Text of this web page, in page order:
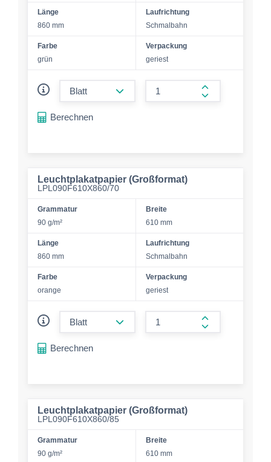
Länge
860 mm
Laufrichtung
Schmalbahn
Farbe
grün
Verpackung
geriest
form.increase-
Berechnen
Leuchtplakatpapier (Großformat)
LPL090F610X860/70
Grammatur
90 g/m²
Breite
610 mm
Länge
860 mm
Laufrichtung
Schmalbahn
Farbe
orange
Verpackung
geriest
form.increase-
Berechnen
Leuchtplakatpapier (Großformat)
LPL090F610X860/85
Grammatur
90 g/m²
Breite
610 mm